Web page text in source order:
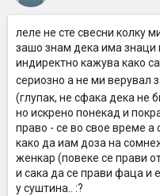
леле не сте свесни колку
зашо знам дека има знаци
индиректно кажува како
сериозно а не ми верувал
(глупак, не сфака дека не
но искрено понекад и
право - се во свое време а
како да иам доза на
женкар (повеке се прави
и сака да се прави фаца и
у суштина.. :?